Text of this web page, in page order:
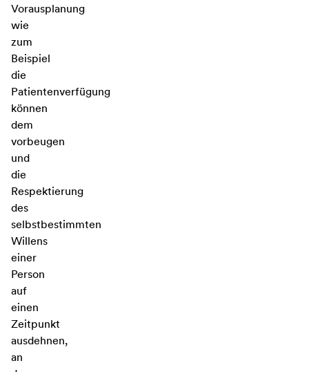
Vorausplanung
wie
zum
Beispiel
die
Patientenverfügung
können
dem
vorbeugen
und
die
Respektierung
des
selbstbestimmten
Willens
einer
Person
auf
einen
Zeitpunkt
ausdehnen,
an